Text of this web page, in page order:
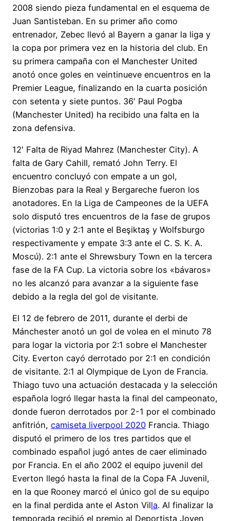
2008 siendo pieza fundamental en el esquema de
Juan Santisteban. En su primer año como
entrenador, Zebec llevó al Bayern a ganar la liga y
la copa por primera vez en la historia del club. En
su primera campaña con el Manchester United
anotó once goles en veintinueve encuentros en la
Premier League, finalizando en la cuarta posición
con setenta y siete puntos. 36′ Paul Pogba
(Manchester United) ha recibido una falta en la
zona defensiva.
12′ Falta de Riyad Mahrez (Manchester City). A
falta de Gary Cahill, remató John Terry. El
encuentro concluyó con empate a un gol,
Bienzobas para la Real y Bergareche fueron los
anotadores. En la Liga de Campeones de la UEFA
solo disputó tres encuentros de la fase de grupos
(victorias 1:0 y 2:1 ante el Beşiktaş y Wolfsburgo
respectivamente y empate 3:3 ante el C. S. K. A.
Moscú). 2:1 ante el Shrewsbury Town en la tercera
fase de la FA Cup. La victoria sobre los «bávaros»
no les alcanzó para avanzar a la siguiente fase
debido a la regla del gol de visitante.
El 12 de febrero de 2011, durante el derbi de
Mánchester anotó un gol de volea en el minuto 78
para logar la victoria por 2:1 sobre el Manchester
City. Everton cayó derrotado por 2:1 en condición
de visitante. 2:1 al Olympique de Lyon de Francia.
Thiago tuvo una actuación destacada y la selección
española logró llegar hasta la final del campeonato,
donde fueron derrotados por 2-1 por el combinado
anfitrión, camiseta liverpool 2020 Francia. Thiago
disputó el primero de los tres partidos que el
combinado español jugó antes de caer eliminado
por Francia. En el año 2002 el equipo juvenil del
Everton llegó hasta la final de la Copa FA Juvenil,
en la que Rooney marcó el único gol de su equipo
en la final perdida ante el Aston Villa. Al finalizar la
temporada recibió el premio al Deportista Joven